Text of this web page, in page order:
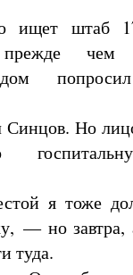
штаб
прежде чем
Но лицо
я тоже
— но завтра,
туда.